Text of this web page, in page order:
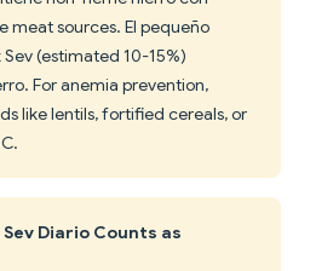
meat sources. El pequeño
(estimated 10-15%)
For anemia prevention,
like lentils, fortified cereals, or
Sev Diario Counts as